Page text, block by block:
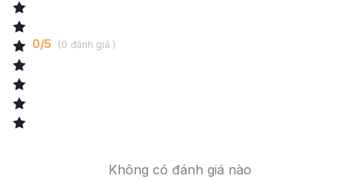
Đa năng trong việc làm sạch
SmartAngel còn phù hợp để rửa núm ti giả, dụng cụ cai sữa, máy hút
sữa, và đồ chơi nhựa.
Không chứa hóa chất độc hại
chất tạo màu hay chất hoạt động bề mặt có nguồn gốc từ dầu mỏ,
đảm bảo sự an toàn tuyệt đối khi sử dụng cho bé.
0/5 (0 đánh giá )
Không có đánh giá nào